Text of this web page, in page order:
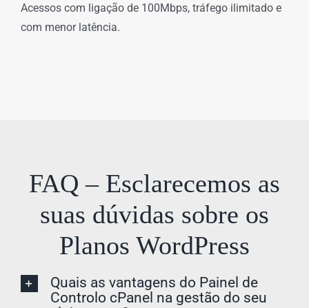
Acessos com ligação de 100Mbps, tráfego ilimitado e
com menor latência.
FAQ – Esclarecemos as
suas dúvidas sobre os
Planos WordPress
Quais as vantagens do Painel de
Controlo cPanel na gestão do seu